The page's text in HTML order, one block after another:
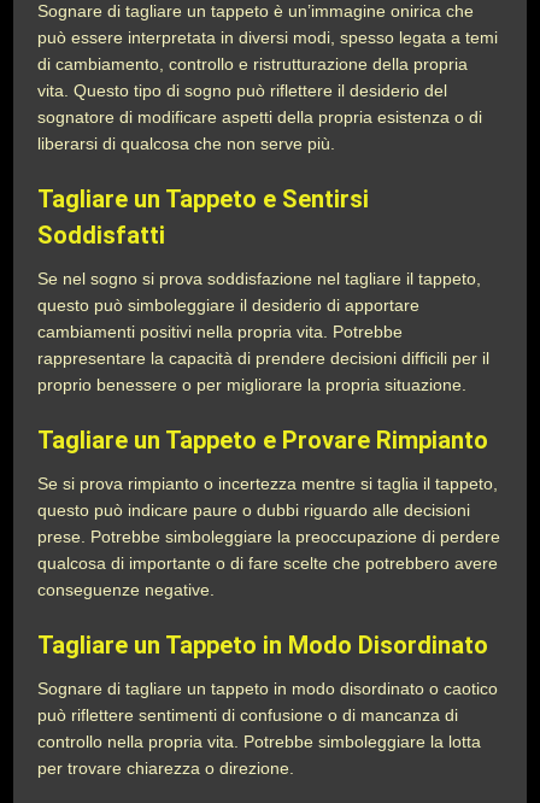
Sognare di tagliare un tappeto è un’immagine onirica che
può essere interpretata in diversi modi, spesso legata a temi
di cambiamento, controllo e ristrutturazione della propria
vita. Questo tipo di sogno può riflettere il desiderio del
sognatore di modificare aspetti della propria esistenza o di
liberarsi di qualcosa che non serve più.
Tagliare un Tappeto e Sentirsi
Soddisfatti
Se nel sogno si prova soddisfazione nel tagliare il tappeto,
questo può simboleggiare il desiderio di apportare
cambiamenti positivi nella propria vita. Potrebbe
rappresentare la capacità di prendere decisioni difficili per il
proprio benessere o per migliorare la propria situazione.
Tagliare un Tappeto e Provare Rimpianto
Se si prova rimpianto o incertezza mentre si taglia il tappeto,
questo può indicare paure o dubbi riguardo alle decisioni
prese. Potrebbe simboleggiare la preoccupazione di perdere
qualcosa di importante o di fare scelte che potrebbero avere
conseguenze negative.
Tagliare un Tappeto in Modo Disordinato
Sognare di tagliare un tappeto in modo disordinato o caotico
può riflettere sentimenti di confusione o di mancanza di
controllo nella propria vita. Potrebbe simboleggiare la lotta
per trovare chiarezza o direzione.